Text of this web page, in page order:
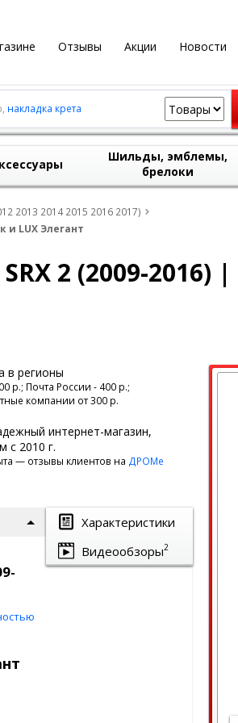
Отзывы Акции Новости
накладка крета
Шильды, эмблемы,
брелоки
2013 2014 2015 2016 2017)
и LUX Элегант
2 (2009-2016)
в регионы
р.; Почта России - 400 р.;
компании от 300 р.
интернет-магазин,
с 2010 г.
— отзывы клиентов на ДРОМе
Характеристики
Видеообзоры2